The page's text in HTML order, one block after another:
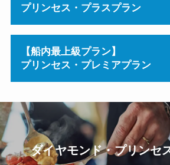
プリンセス・プラスプラン
【船内最上級プラン】
プリンセス・プレミアプラン
ダイヤモンド・プリンセ